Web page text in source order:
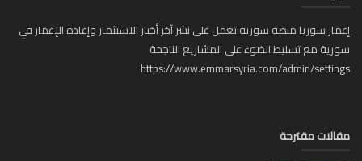
سوريا منصة سورية تعمل على نشر آخر أخبار الاستثمار وإعادة الإعمار في
مع تسليط الضوء على المشاريع الناجحة
https://www.emmarsyria.com/admin/
مقترحة